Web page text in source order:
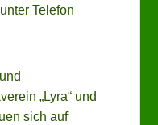
Telefon
„Lyra“ und
sich auf